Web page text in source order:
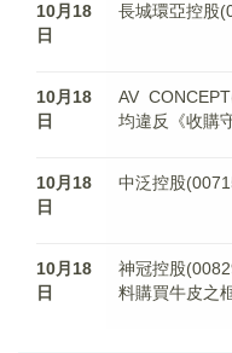
10月18
日
長城環亞控股
10月18
日
AV
均違反《收購
10月18
日
中泛控股
10月18
日
神冠控股
料購買牛皮之